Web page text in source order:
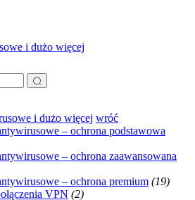
i dużo więcej
i dużo więcej wróć
– ochrona podstawowa
– ochrona zaawansowana
– ochrona premium (19)
VPN (2)